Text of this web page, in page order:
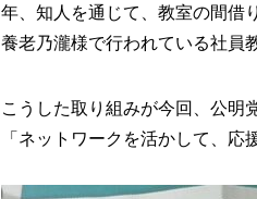
年、知人を通じて、教室の間借
養老乃瀧様で行われている社員
こうした取り組みが今回、公明
「ネットワークを活かして、応